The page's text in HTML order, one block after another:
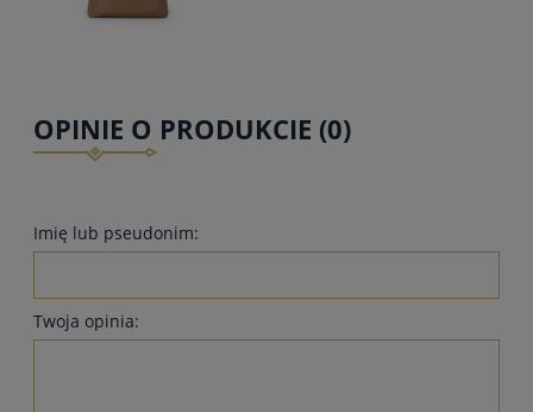
OPINIE O PRODUKCIE (0)
Imię lub pseudonim:
Twoja opinia: